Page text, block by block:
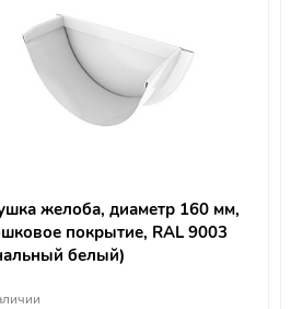
желоба, диаметр 160 мм,
покрытие, RAL 9003
белый)